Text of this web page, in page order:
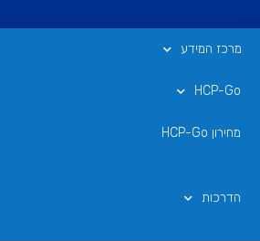
מרכז המידע
HCP-Go
מחירון HCP-Go
הדרכות